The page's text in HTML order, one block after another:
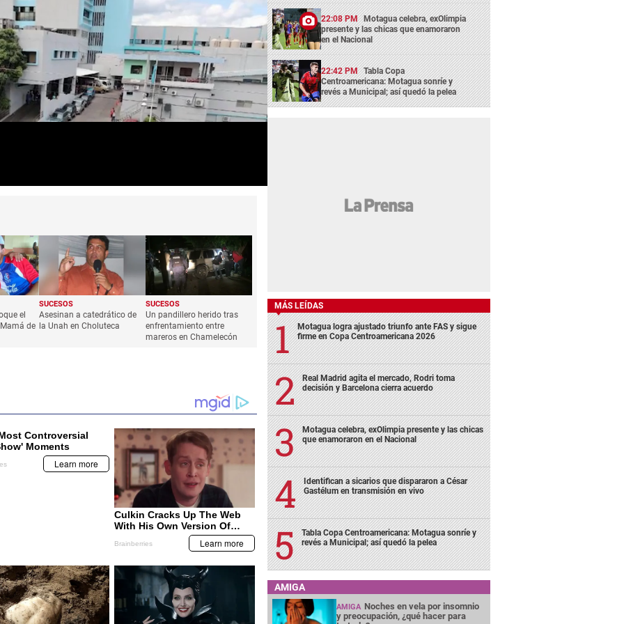
el
de
Asesinan a catedrático de
la Unah en Choluteca
Un pandillero herido tras
enfrentamiento entre
mareros en Chamelecón
22:08 PM Motagua celebra, exOlimpia
presente y las chicas que enamoraron
en el Nacional
22:42 PM Tabla Copa
Centroamericana: Motagua sonríe y
revés a Municipal; así quedó la pelea
MÁS LEÍDAS
Motagua logra ajustado triunfo ante FAS y sigue
firme en Copa Centroamericana 2026
Real Madrid agita el mercado, Rodri toma
decisión y Barcelona cierra acuerdo
Motagua celebra, exOlimpia presente y las chicas
que enamoraron en el Nacional
Identifican a sicarios que dispararon a César
Gastélum en transmisión en vivo
Tabla Copa Centroamericana: Motagua sonríe y
revés a Municipal; así quedó la pelea
AMIGA
AMIGA Noches en vela por insomnio
y preocupación, ¿qué hacer para